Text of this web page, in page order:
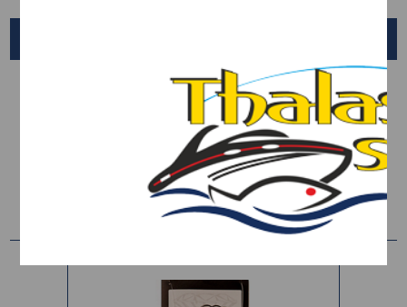
Είδη Αλιείας /
ΠΑΡΑΜΑΛΑ - ΑΡΜΑΤΩΣΙΕΣ -ΠΟΛΥΑΓΚΙΣΤΡΑ - ΜΠΑΛΑΔΟΚΑΘΕΤΕΣ /
ΠΑΡΑΜΑΛΑ - ΑΡΜΑΤΩΣΙΕΣ / BLACK DIAMOND
Ταξινόμηση ανά